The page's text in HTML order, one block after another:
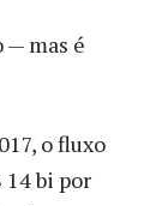
— mas é
o fluxo
14 bi por